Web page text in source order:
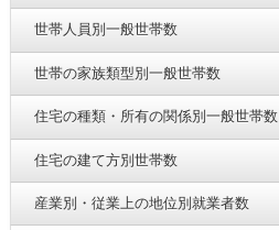
世帯人員別一般世帯数
世帯の家族類型別一般世帯数
住宅の種類・所有の関係別一般世帯数
住宅の建て方別世帯数
産業別・従業上の地位別就業者数